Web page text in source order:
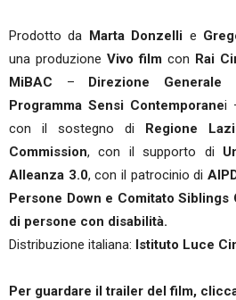
Prodotto da Marta Donzelli e
una produzione Vivo film con Rai
MiBAC – Direzione Generale
Programma Sensi Contemporanei
con il sostegno di Regione
Commission, con il supporto di
Alleanza 3.0, con il patrocinio di
Persone Down e Comitato
di persone con disabilità.
Distribuzione italiana: Istituto Luce
Per guardare il trailer del film,